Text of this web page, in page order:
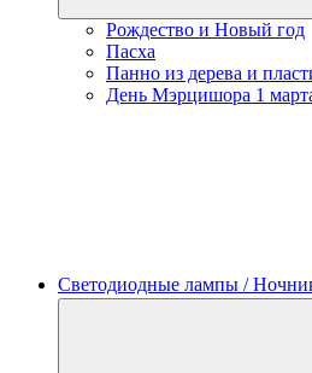
Рождество и Новый год
Пасха
Панно из дерева и
День Мэрцишора 1
Светодиодные лампы /